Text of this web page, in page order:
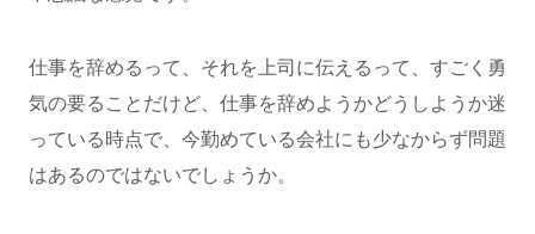
仕事を辞めるって、それを上司に伝えるって、すごく勇
気の要ることだけど、仕事を辞めようかどうしようか迷
っている時点で、今勤めている会社にも少なからず問題
はあるのではないでしょうか。